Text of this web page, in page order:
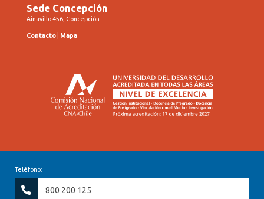
Sede Concepción
Ainavillo 456, Concepción
Contacto Mapa
Teléfono:
800 200 125